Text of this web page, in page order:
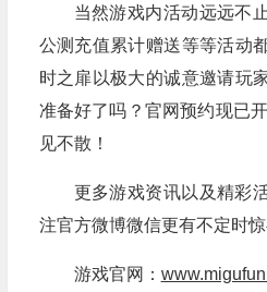
当然游戏内活动远远不
公测充值累计赠送等等活动
时之扉以极大的诚意邀请玩
准备好了吗？官网预约现已
见不散！
更多游戏资讯以及精彩
注官方微博微信更有不定时惊
游戏官网：